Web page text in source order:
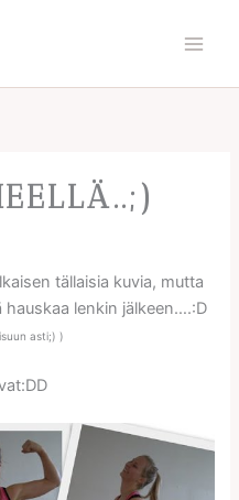
tällaisia kuvia, mutta
hauskaa lenkin jälkeen….:D
asti;) )